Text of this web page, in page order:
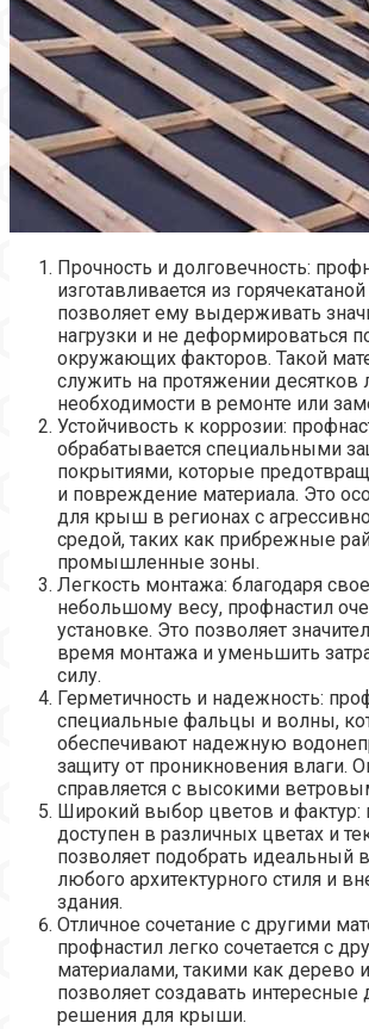
Прочность и долговечность:
изготавливается из горячекатаной
позволяет ему выдерживать
нагрузки и не деформироваться
окружающих факторов. Такой
служить на протяжении десятков
необходимости в ремонте или
Устойчивость к коррозии:
обрабатывается специальными
покрытиями, которые
и повреждение материала. Это
для крыш в регионах с
средой, таких как прибрежные
промышленные зоны.
Легкость монтажа: благодаря
небольшому весу, профнастил
установке. Это позволяет
время монтажа и уменьшить
силу.
Герметичность и надежность:
специальные фальцы и волны,
обеспечивают надежную
защиту от проникновения влаги.
справляется с высокими
Широкий выбор цветов и фактур:
доступен в различных цветах и
позволяет подобрать идеальный
любого архитектурного стиля и
здания.
Отличное сочетание с другими
профнастил легко сочетается с
материалами, такими как дерево
позволяет создавать интересные
решения для крыши.